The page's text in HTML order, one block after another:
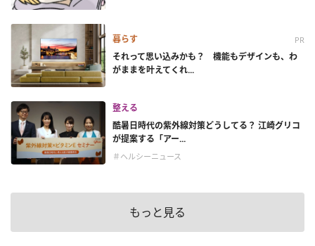
暮らす PR
それって思い込みかも？ 機能もデザインも、わ
がままを叶えてくれ...
整える
酷暑日時代の紫外線対策どうしてる？ 江崎グリコ
が提案する「アー...
＃ヘルシーニュース
もっと見る